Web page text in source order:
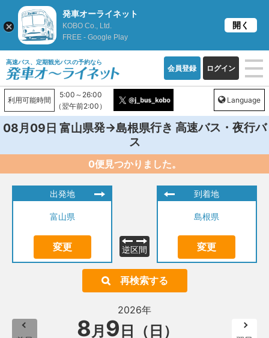
高速バス、定期観光バスの予約なら
会員登録 ログイン
利用可能時間
5:00～26:00
（翌午前2:00）
Language
08月09日 富山県発→島根県行き 高速バス・夜行バ
ス
0便見つかりました。
出発地
富山県
変更 逆区間
到着地
島根県
変更
再検索する
2026年
8月 9 日（日）
発車オーライネット
KOBO Co., Ltd.
FREE - Google Play
開く